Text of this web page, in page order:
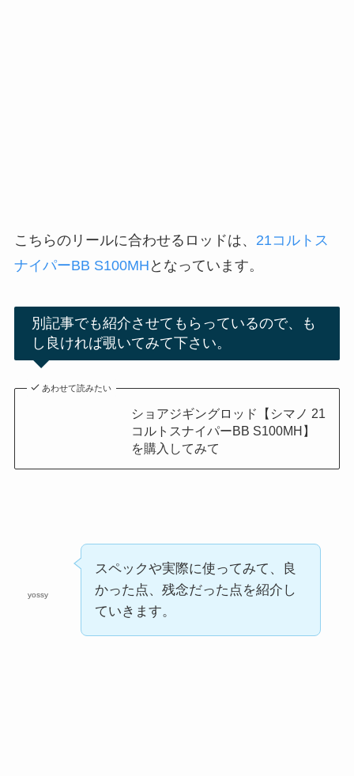
こちらのリールに合わせるロッドは、 21コルトス
ナイパーBB S100MH となっています。
別記事でも紹介させてもらっているので、も
し良ければ覗いてみて下さい。
あわせて読みたい
ショアジギングロッド【シマノ 21
コルトスナイパーBB S100MH】
を購入してみて
yossy
スペックや実際に使ってみて、良
かった点、残念だった点を紹介し
ていきます。